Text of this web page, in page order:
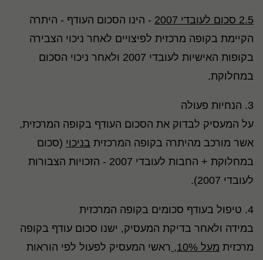
2.5 סכום לעובדי 2007
- הינו הסכום העודף - היתרה
הקיימת בקופה מרכזית לפיצויים לאחר ניכוי הצבירה
בקופות האישיות לעובדי 2007 ולאחר ניכוי הסכום
במחלוקת.
3. הנחיות פעולה
על המעסיק לבדוק את הסכום העודף בקופה המרכזית,
אשר מורכב מהיתרה בקופה המרכזית בניכוי (סכום
במחלוקת + החבות לעובדי 2007 - הזכויות הצבורות
לעובדי 2007).
4. טיפול בעודף סכומים בקופה המרכזית
במידה ולאחר בדיקת המעסיק, ישנו סכום עודף בקופה
מרכזית מעל 10%, ראשי המעסיק לפעול לפי הוראות